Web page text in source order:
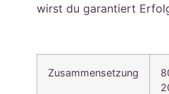
wirst du garantiert
Zusammensetzung